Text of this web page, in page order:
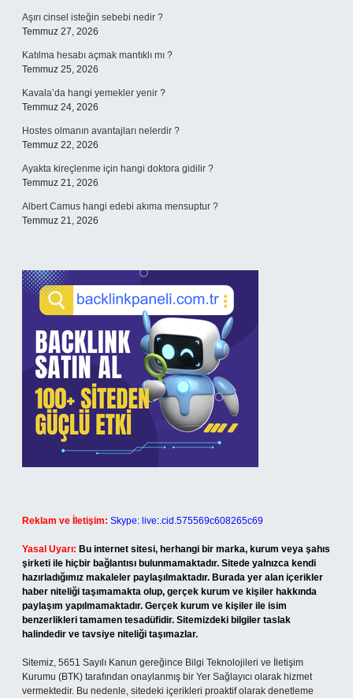
Aşırı cinsel isteğin sebebi nedir ?
Temmuz 27, 2026
Katılma hesabı açmak mantıklı mı ?
Temmuz 25, 2026
Kavala’da hangi yemekler yenir ?
Temmuz 24, 2026
Hostes olmanın avantajları nelerdir ?
Temmuz 22, 2026
Ayakta kireçlenme için hangi doktora gidilir ?
Temmuz 21, 2026
Albert Camus hangi edebi akıma mensuptur ?
Temmuz 21, 2026
Reklam ve İletişim: Skype: live:.cid.575569c608265c69
Yasal Uyarı: Bu internet sitesi, herhangi bir marka, kurum veya şahıs
şirketi ile hiçbir bağlantısı bulunmamaktadır. Sitede yalnızca kendi
hazırladığımız makaleler paylaşılmaktadır. Burada yer alan içerikler
haber niteliği taşımamakta olup, gerçek kurum ve kişiler hakkında
paylaşım yapılmamaktadır. Gerçek kurum ve kişiler ile isim
benzerlikleri tamamen tesadüfidir. Sitemizdeki bilgiler taslak
halindedir ve tavsiye niteliği taşımazlar.
Sitemiz, 5651 Sayılı Kanun gereğince Bilgi Teknolojileri ve İletişim
Kurumu (BTK) tarafından onaylanmış bir Yer Sağlayıcı olarak hizmet
vermektedir. Bu nedenle, sitedeki içerikleri proaktif olarak denetleme